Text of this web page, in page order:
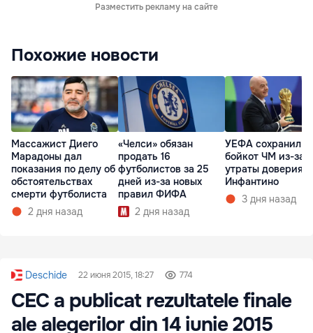
Разместить рекламу на сайте
Похожие новости
Массажист Диего
Марадоны дал
показания по делу об
обстоятельствах
смерти футболиста
2 дня назад
«Челси» обязан
продать 16
футболистов за 25
дней из-за новых
правил ФИФА
2 дня назад
УЕФА сохранил
бойкот ЧМ из-за
утраты доверия к
Инфантино
3 дня назад
Deschide 22 июня 2015, 18:27 774
CEC a publicat rezultatele finale
ale alegerilor din 14 iunie 2015